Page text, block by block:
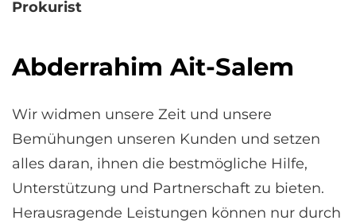
Prokurist
Abderrahim Ait-Salem
Wir widmen unsere Zeit und unsere
Bemühungen unseren Kunden und setzen
alles daran, ihnen die bestmögliche Hilfe,
Unterstützung und Partnerschaft zu bieten.
Herausragende Leistungen können nur durch